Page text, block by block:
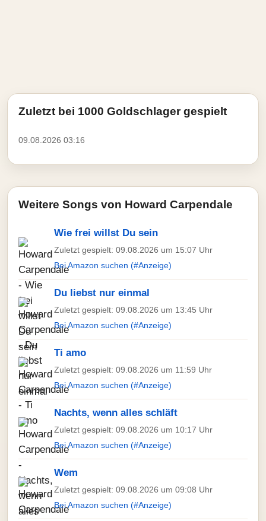
Zuletzt bei 1000 Goldschlager gespielt
09.08.2026 03:16
Weitere Songs von Howard Carpendale
Wie frei willst Du sein
Zuletzt gespielt: 09.08.2026 um 15:07 Uhr
Bei Amazon suchen (#Anzeige)
Du liebst nur einmal
Zuletzt gespielt: 09.08.2026 um 13:45 Uhr
Bei Amazon suchen (#Anzeige)
Ti amo
Zuletzt gespielt: 09.08.2026 um 11:59 Uhr
Bei Amazon suchen (#Anzeige)
Nachts, wenn alles schläft
Zuletzt gespielt: 09.08.2026 um 10:17 Uhr
Bei Amazon suchen (#Anzeige)
Wem
Zuletzt gespielt: 09.08.2026 um 09:08 Uhr
Bei Amazon suchen (#Anzeige)